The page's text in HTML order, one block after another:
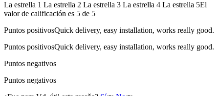
La estrella 1 La estrella 2 La estrella 3 La estrella 4 La estrella 5El
valor de calificación es 5 de 5
Puntos positivosQuick delivery, easy installation, works really good.
Puntos positivosQuick delivery, easy installation, works really good.
Puntos negativos
Puntos negativos